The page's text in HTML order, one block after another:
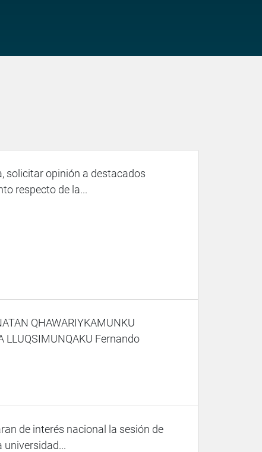
solicitar opinión a destacados
respecto de la...
QHAWARIYKAMUNKU
LLUQSIMUNQAKU Fernando
de interés nacional la sesión de